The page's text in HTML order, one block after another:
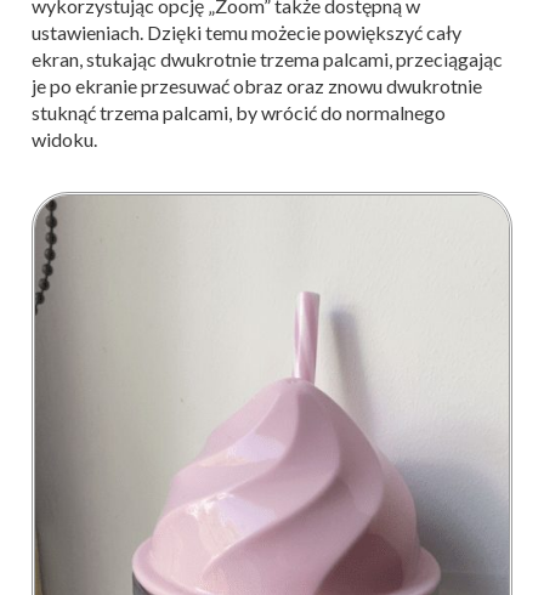
wykorzystując opcję „Zoom” także dostępną w
ustawieniach. Dzięki temu możecie powiększyć cały
ekran, stukając dwukrotnie trzema palcami, przeciągając
je po ekranie przesuwać obraz oraz znowu dwukrotnie
stuknąć trzema palcami, by wrócić do normalnego
widoku.